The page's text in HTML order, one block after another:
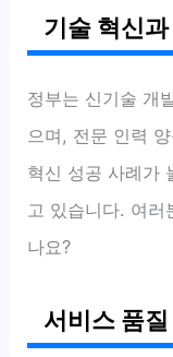
기술 혁신
정부는 신기술 개
으며, 전문 인력
혁신 성공 사례가
고 있습니다. 여러
나요?
서비스 품